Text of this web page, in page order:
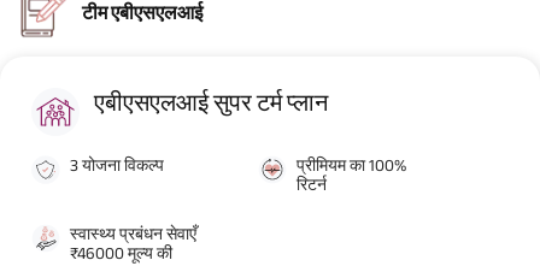
टीम एबीएसएलआई
एबीएसएलआई सुपर टर्म प्लान
3 योजना विकल्प
प्रीमियम का 100%
रिटर्न
स्वास्थ्य प्रबंधन सेवाएँ
₹46000 मूल्य की